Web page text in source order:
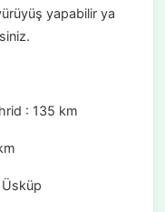
yapabilir ya
: 135 km
Üsküp